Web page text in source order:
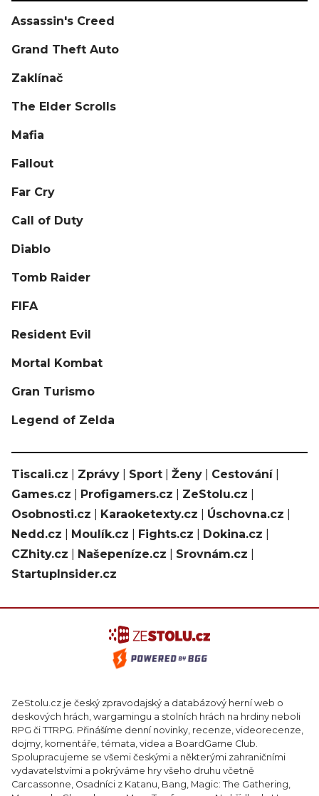
Assassin's Creed
Grand Theft Auto
Zaklínač
The Elder Scrolls
Mafia
Fallout
Far Cry
Call of Duty
Diablo
Tomb Raider
FIFA
Resident Evil
Mortal Kombat
Gran Turismo
Legend of Zelda
Tiscali.cz Zprávy Sport Ženy Cestování|
Games.cz
Profigamers.cz ZeStolu.cz
Osobnosti.cz
Karaoketexty.cz Úschovna.cz
Nedd.cz
Moulík.cz Fights.cz Dokina.cz
CZhity.cz
Našepeníze.cz Srovnám.cz
StartupInsider.cz
ZeStolu.cz je český zpravodajský a databázový herní web o
deskových hrách, wargamingu a stolních hrách na hrdiny neboli
RPG či TTRPG. Přinášíme denní novinky, recenze, videorecenze,
dojmy, komentáře, témata, videa a BoardGame Club.
Spolupracujeme se všemi českými a některými zahraničními
vydavatelstvími a pokrýváme hry všeho druhu včetně
Carcassonne, Osadníci z Katanu, Bang, Magic: The Gathering,